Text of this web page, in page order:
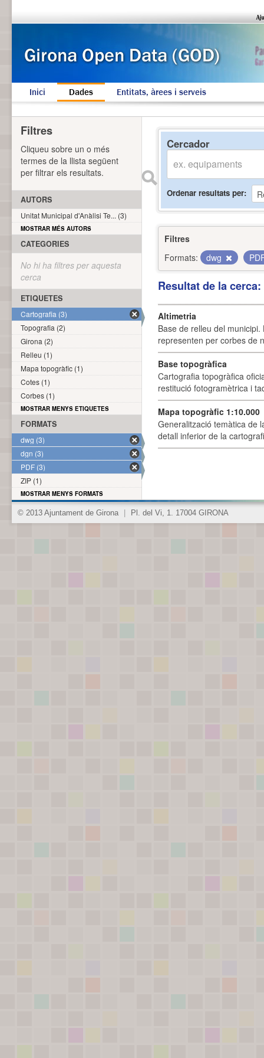
Inici Dades Entitats, àrees i serveis
Cercador
Ordenar resultats per
Filtres
Formats:
dwg
Resultat de la
Altimetria
Base de relleu del
representen per corbes de
Base topogràfica
Cartografia topogràfica
restitució fotogramètrica i
Mapa topogràfic 1:10.000
Generalització temàtica de
detall inferior de la
Filtres
Cliqueu sobre un o més
termes de la llista següent
per filtrar els resultats.
AUTORS
Unitat Municipal d'Anàlisi Te... (3)
MOSTRAR MÉS AUTORS
CATEGORIES
No hi ha filtres per aquesta
cerca
ETIQUETES
Cartografia (3)
Topografia (2)
Girona (2)
Relleu (1)
Mapa topogràfic (1)
Cotes (1)
Corbes (1)
MOSTRAR MENYS ETIQUETES
FORMATS
dwg (3)
dgn (3)
PDF (3)
ZIP (1)
MOSTRAR MENYS FORMATS
© 2013 Ajuntament de Girona Pl. del Vi, 1. 17004 GIRONA